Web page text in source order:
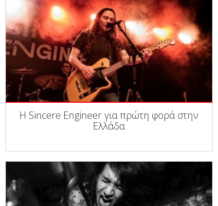
Η Sincere Engineer για πρώτη φορά στην
Ελλάδα